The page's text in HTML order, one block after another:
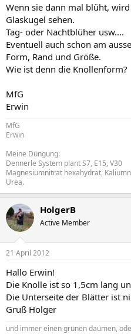
Wenn sie dann mal blüht,
Glaskugel sehen.
Tag- oder Nachtblüher usw....
Eventuell auch schon am
Form, Rand und Größe.
Wie ist denn die Knollenform?
MfG
Erwin
MfG
Erwin
Meine Düngung:
Dennerle System plant S7, E15, V30
Magnesiumnitrat hexahydrat,
Urea.
HolgerB
Active Member
21 April 2012
Hallo Erwin!
Die Knolle ist so 1,5cm lang
Die Unterseite der Blätter ist
Gruß Holger
und immer einen grünen daumen,